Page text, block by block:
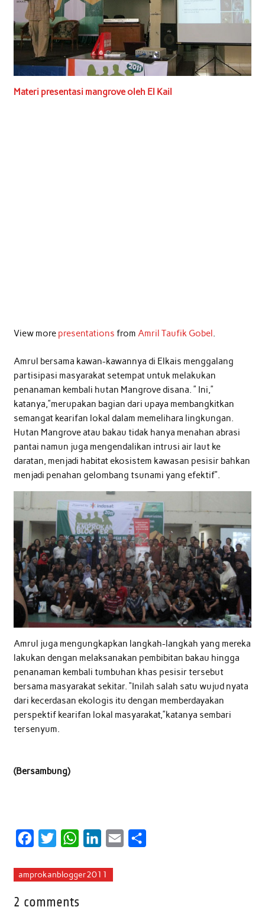
Materi presentasi mangrove oleh El Kail
View more presentations from Amril Taufik Gobel.
Amrul bersama kawan-kawannya di Elkais menggalang
partisipasi masyarakat setempat untuk melakukan
penanaman kembali hutan Mangrove disana. ” Ini,”
katanya,”merupakan bagian dari upaya membangkitkan
semangat kearifan lokal dalam memelihara lingkungan.
Hutan Mangrove atau bakau tidak hanya menahan abrasi
pantai namun juga mengendalikan intrusi air laut ke
daratan, menjadi habitat ekosistem kawasan pesisir bahkan
menjadi penahan gelombang tsunami yang efektif”.
Amrul juga mengungkapkan langkah-langkah yang mereka
lakukan dengan melaksanakan pembibitan bakau hingga
penanaman kembali tumbuhan khas pesisir tersebut
bersama masyarakat sekitar. “Inilah salah satu wujud nyata
dari kecerdasan ekologis itu dengan memberdayakan
perspektif kearifan lokal masyarakat,”katanya sembari
tersenyum.
(Bersambung)
c
i
W
a
n
amprokanblogger2011
2 comments